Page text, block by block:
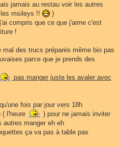
jamais au restau voir les autres
msileys !!
)
compris que ce que j'aime c'est
!
des trucs préparés même bio pas
parce que je prends des
pas manger juste les avaler avec
fois par jour vers 18h
( l'heure
) pour ne jamais inviter
manger eh eh
ça va pas à table pas